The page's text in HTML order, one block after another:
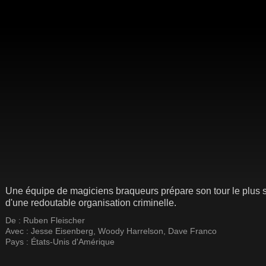
Une équipe de magiciens braqueurs prépare son tour le
d'une redoutable organisation criminelle.
De : Ruben Fleischer
Avec : Jesse Eisenberg Woody Harrelson
Dave Franco
Pays : États-Unis d'Amérique